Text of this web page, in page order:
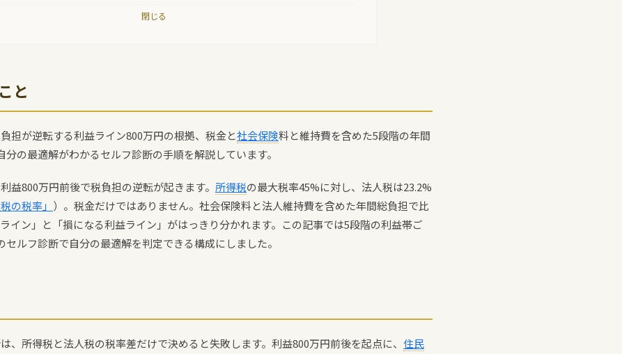
閉じる
と
担が逆転する利益ライン800万円の根拠、税金と社会保険料と維持費を含めた5段階の年間
の最適解がわかるセルフ診断の手順を解説しています。
益800万円前後で税負担の逆転が起きます。 所得税の最大税率45%に対し、法人税は23.2%
の税率」 ）。税金だけではありません。社会保険料と法人維持費を含めた年間総負担で比
イン」と「損になる利益ライン」がはっきり分かれます。この記事では5段階の利益帯ご
セルフ診断で自分の最適解を判定できる構成にしました。
、所得税と法人税の税率差だけで決めると失敗します。利益800万円前後を起点に、 住民